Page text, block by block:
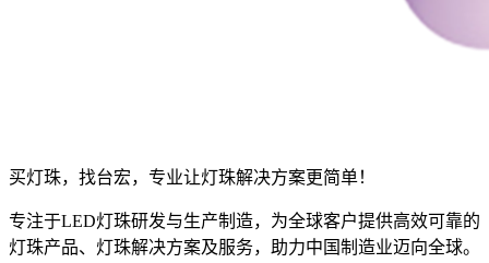
买灯珠，找台宏，专业让灯珠解决方案更简单！
专注于LED灯珠研发与生产制造，为全球客户提供高效可靠的
灯珠产品、灯珠解决方案及服务，助力中国制造业迈向全球。